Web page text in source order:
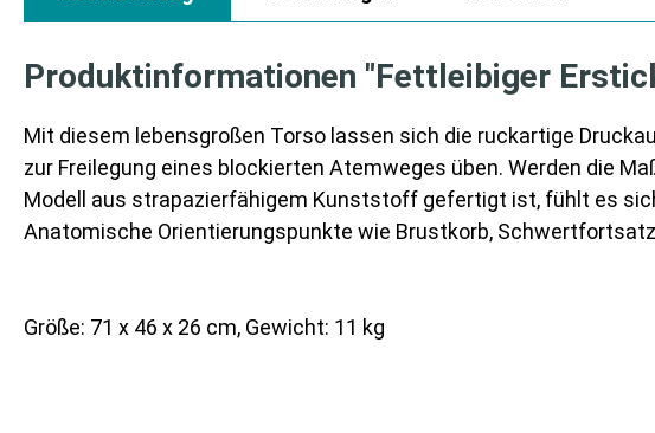
Produktinformationen "Fettleibiger
Mit diesem lebensgroßen Torso lassen sich die ruckartige
zur Freilegung eines blockierten Atemweges üben. Werden die
Modell aus strapazierfähigem Kunststoff gefertigt ist, fühlt es
Anatomische Orientierungspunkte wie Brustkorb,
Größe: 71 x 46 x 26 cm, Gewicht: 11 kg